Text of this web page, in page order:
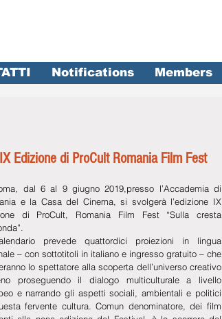
Notifications Members
IX Edizione di ProCult Romania Film Fest
dal 6 al 9 giugno 2019,presso l’Accademia di
e la Casa del Cinema, si svolgerà l’edizione IX
di ProCult, Romania Film Fest “Sulla cresta
prevede quattordici proiezioni in lingua
– con sottotitoli in italiano e ingresso gratuito – che
lo spettatore alla scoperta dell’universo creativo
proseguendo il dialogo multiculturale a livello
e narrando gli aspetti sociali, ambientali e politici
fervente cultura. Comun denominatore, dei film